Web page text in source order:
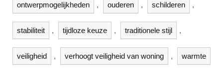
ontwerpmogelijkheden , ouderen , schilderen ,
stabiliteit , tijdloze keuze , traditionele stijl ,
veiligheid , verhoogt veiligheid van woning , warmte